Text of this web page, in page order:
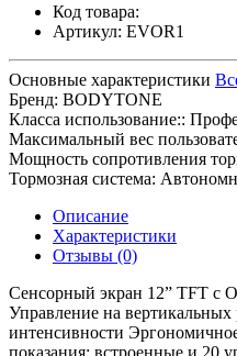
Код товара:
Артикул: EVOR1
Основные характеристики
Бренд: BODYTONE
Класса использование::
Максимальный вес
Мощность сопротивления
Тормозная система:
Описание
Характеристики
Отзывы (0)
Сенсорный экран 12” TFT с
Управление на вертикальных
интенсивности
показания: встроенные и 20